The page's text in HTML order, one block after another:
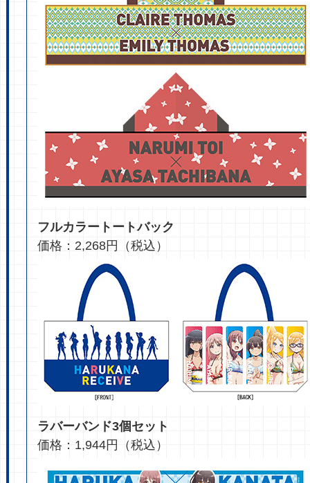
フルカラートートバック
価格：2,268円（税込）
ラバーバンド3個セット
価格：1,944円（税込）